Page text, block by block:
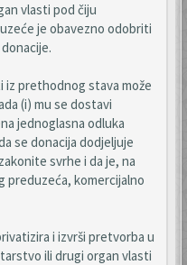
vlasti pod čiju
je obavezno odobriti
iz prethodnog stava može
(i) mu se dostavi
jednoglasna odluka
se donacija dodjeljuje
svrhe i da je, na
preduzeća, komercijalno
i izvrši pretvorba u
ili drugi organ vlasti